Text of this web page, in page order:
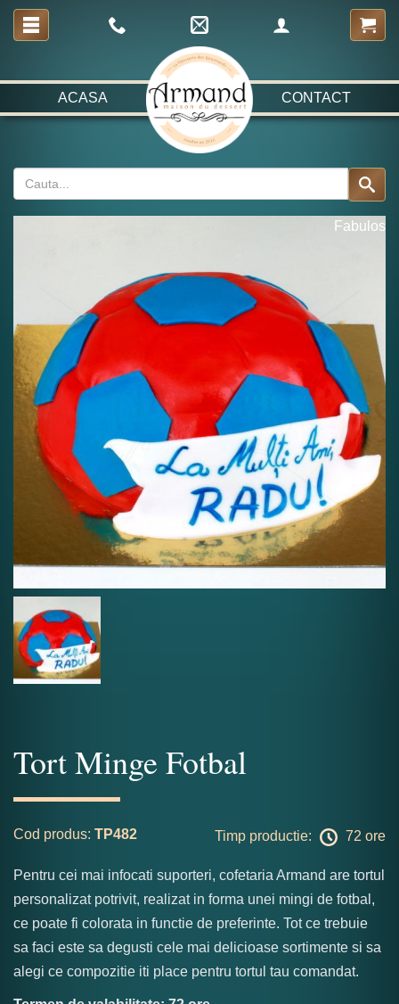
ACASA CONTACT
Fabulos
Tort Minge Fotbal
Cod produs: TP482 Timp productie: 72 ore
Pentru cei mai infocati suporteri, cofetaria Armand are tortul
personalizat potrivit, realizat in forma unei mingi de fotbal,
ce poate fi colorata in functie de preferinte. Tot ce trebuie
sa faci este sa degusti cele mai delicioase sortimente si sa
alegi ce compozitie iti place pentru tortul tau comandat.